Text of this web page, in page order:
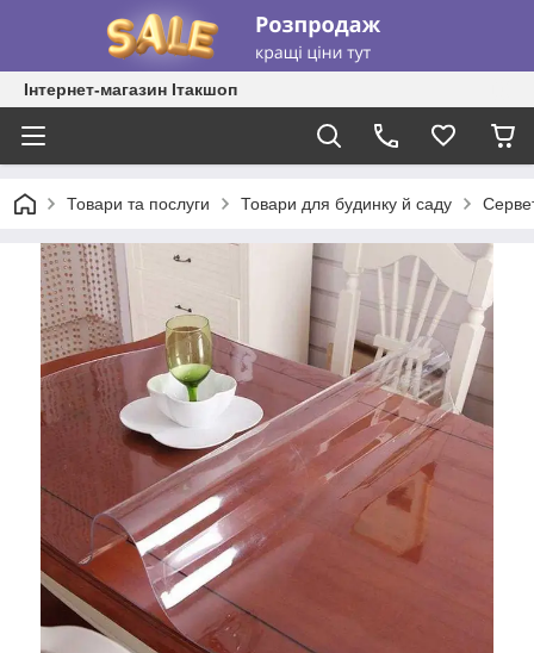
Інтернет-магазин Ітакшоп
Товари та послуги Товари для будинку й саду